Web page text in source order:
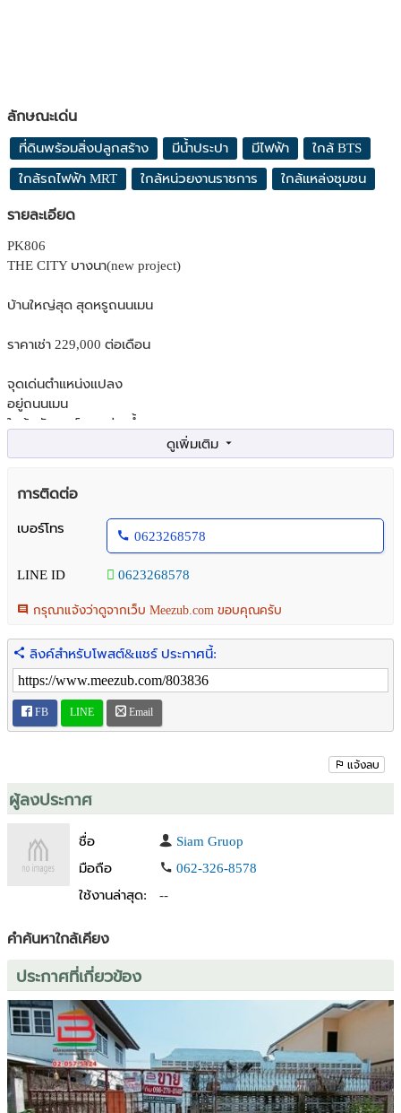
ลักษณะเด่น
ที่ดินพร้อมสิ่งปลูกสร้าง มีน้ำประปา มีไฟฟ้า ใกล้ BTS
ใกล้รถไฟฟ้า MRT ใกล้หน่วยงานราชการ ใกล้แหล่งชุมชน
รายละเอียด
PK806
THE CITY บางนา(new project)
️บ้านใหญ่สุด สุดหรูถนนเมน️
ราคาเช่า 229,000 ต่อเดือน
จุดเด่นตำแหน่งแปลง
อยู่ถนนเมน
ใกล้คลับเฮาส์, สระว่ายน้ำ, สวน
แต่งสวยหรูหราสไตล์Modern Luxury
พื้นที่ใช้สอย : 416 ตร.ม.
ห้องนอน : 6 ห้อง (รวมห้องแม่บ้าน)
ห้องพระ : 1 ห้อง
ที่จอดรถ : 4 คัน(ในร่ม)
บ้านหันทิศ : เหนือ ร่มเย็น
ประกัน2เดือน ล่วงหน้า1เดือน
สัญญาขั้นต่ำ1ปี
สนใจติดต่อ คุณปอ 062-326-8578
การติดต่อ
เบอร์โทร
0623268578
LINE ID 0623268578
กรุณาแจ้งว่าดูจากเว็บ Meezub.com ขอบคุณครับ
ลิงค์สำหรับโพสต์&แชร์ ประกาศนี้:
FB LINE Email
แจ้งลบ
ผู้ลงประกาศ
ชื่อ
Siam Gruop
มือถือ
062-326-8578
ใช้งานล่าสุด:
--
คำค้นหาใกล้เคียง
ประกาศที่เกี่ยวข้อง